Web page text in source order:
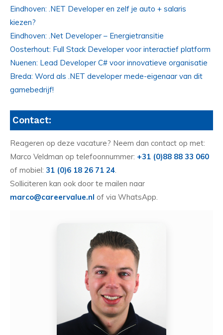
Eindhoven: .NET Developer en zelf je auto + salaris
kiezen?
Eindhoven: .Net Developer – Energietransitie
Oosterhout: Full Stack Developer voor interactief platform
Nuenen: Lead Developer C# voor innovatieve organisatie
Breda: Word als .NET developer mede-eigenaar van dit
gamebedrijf!
Contact:
Reageren op deze vacature? Neem dan contact op met:
Marco Veldman op telefoonnummer: +31 (0)88 88 33 060
of mobiel: 31 (0)6 18 26 71 24.
Solliciteren kan ook door te mailen naar
marco@careervalue.nl of via WhatsApp.